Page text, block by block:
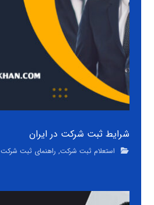
شرایط ثبت شرکت در ایران
استعلام ثبت شرکت, راهنمای ثبت شرکت